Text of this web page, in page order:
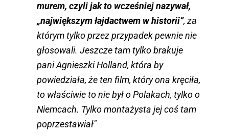
murem, czyli jak to wcześniej nazywał,
„największym łajdactwem w historii”, za
którym tylko przez przypadek pewnie nie
głosowali. Jeszcze tam tylko brakuje
pani Agnieszki Holland, która by
powiedziała, że ten film, który ona kręciła,
to właściwie to nie był o Polakach, tylko o
Niemcach. Tylko montażysta jej coś tam
poprzestawiał"